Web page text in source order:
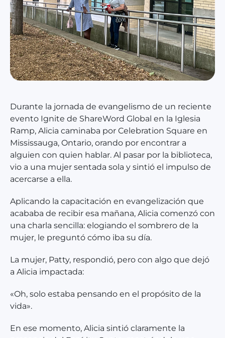
Durante la jornada de evangelismo de un reciente
evento Ignite de ShareWord Global en la Iglesia
Ramp, Alicia caminaba por Celebration Square en
Mississauga, Ontario, orando por encontrar a
alguien con quien hablar. Al pasar por la biblioteca,
vio a una mujer sentada sola y sintió el impulso de
acercarse a ella.
Aplicando la capacitación en evangelización que
acababa de recibir esa mañana, Alicia comenzó con
una charla sencilla: elogiando el sombrero de la
mujer, le preguntó cómo iba su día.
La mujer, Patty, respondió, pero con algo que dejó
a Alicia impactada:
«Oh, solo estaba pensando en el propósito de la
vida».
En ese momento, Alicia sintió claramente la